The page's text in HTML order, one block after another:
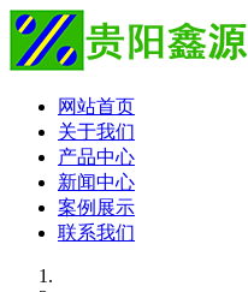
网站首页
关于我们
产品中心
新闻中心
案例展示
联系我们